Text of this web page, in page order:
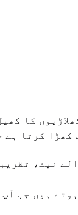
کھڑا کرتا
ہیں جب